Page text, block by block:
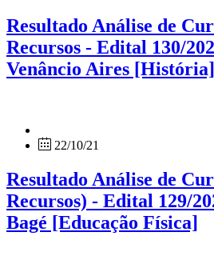
Resultado Análise de
Recursos - Edital 130/
Venâncio Aires [História]
22/10/21
Resultado Análise de
Recursos) - Edital 129/
Bagé [Educação Física]